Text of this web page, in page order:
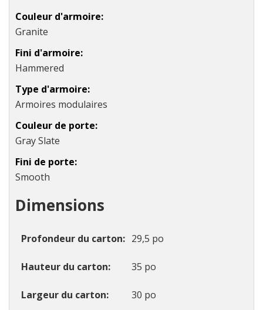
Couleur d'armoire
Granite
Fini d'armoire
Hammered
Type d'armoire
Armoires modulaires
Couleur de porte
Gray Slate
Fini de porte
Smooth
Dimensions
Profondeur du carton 29,5 po
Hauteur du carton 35 po
Largeur du carton 30 po